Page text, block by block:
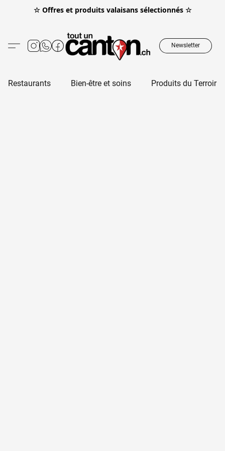
☆ Offres et produits valaisans sélectionnés ☆
Newsletter
Restaurants Bien-être et soins Produits du Terroir